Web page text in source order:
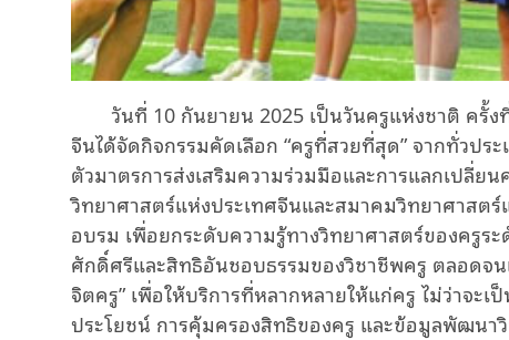
วันที่ 10 กันยายน 2025 เป็นวันครูแห่งชาติ ครั้ง
จีนได้จัดกิจกรรมคัดเลือก “ครูที่สวยที่สุด” จากทั่วปร
ตัวมาตรการส่งเสริมความร่วมมือและการแลกเปลี่ย
วิทยาศาสตร์แห่งประเทศจีนและสมาคมวิทยาศาสต
อบรม เพื่อยกระดับความรู้ทางวิทยาศาสตร์ของครู
ศักดิ์ศรีและสิทธิอันชอบธรรมของวิชาชีพครู ตลอดจ
จิตครู” เพื่อให้บริการที่หลากหลายให้แก่ครู ไม่ว่าจะ
ประโยชน์ การคุ้มครองสิทธิของครู และข้อมูลพัฒนา